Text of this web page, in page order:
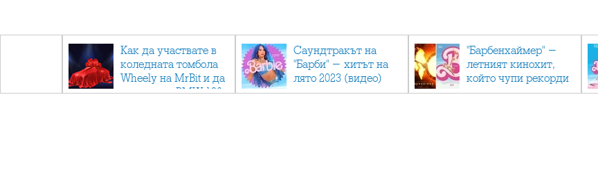
Как да участвате в
коледната томбола
Wheely на MrBit и да
спечелите BMW 120
Саундтракът на
"Барби" - хитът на
лято 2023 (видео)
"Барбенхаймер" -
летният кинохит,
който чупи рекорди